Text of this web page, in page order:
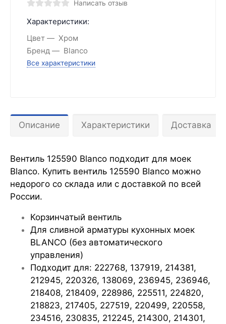
Написать отзыв
Характеристики:
Цвет
Хром
Бренд
Blanco
Все характеристики
Описание Характеристики Доставка
Вентиль 125590 Blanco подходит для моек
Blanco. Купить вентиль 125590 Blanco можно
недорого со склада или с доставкой по всей
России.
Корзинчатый вентиль
Для сливной арматуры кухонных моек
BLANCO (без автоматического
управления)
Подходит для: 222768, 137919, 214381,
212945, 220326, 138069, 236945, 236946,
218408, 218409, 228986, 225511, 224820,
218823, 217405, 227519, 220499, 220558,
234516, 230835, 212245, 214300, 214301,